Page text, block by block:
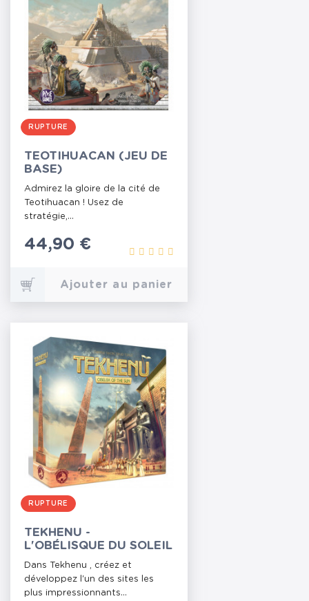
RUPTURE
TEOTIHUACAN (JEU DE
BASE)
Admirez la gloire de la cité de
Teotihuacan ! Usez de
stratégie,...
Prix
44,90 €
Ajouter au panier
RUPTURE
TEKHENU -
L'OBÉLISQUE DU SOLEIL
Dans Tekhenu , créez et
développez l'un des sites les
plus impressionnants...